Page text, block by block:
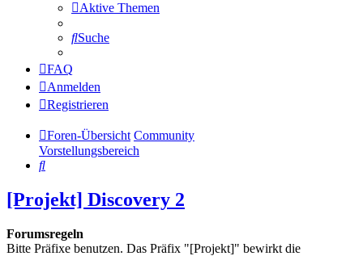
Aktive Themen
Suche
FAQ
Anmelden
Registrieren
Foren-Übersicht Community
Vorstellungsbereich
Suche
[Projekt] Discovery 2
Forumsregeln
Bitte Präfixe benutzen. Das Präfix "[Projekt]" bewirkt die